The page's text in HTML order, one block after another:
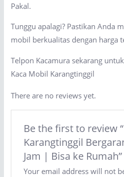
Pakal.
Tunggu apalagi? Pastikan Anda
mobil berkualitas dengan harga
Telpon Kacamura sekarang untuk
Kaca Mobil Karangtinggil
There are no reviews yet.
Be the first to review
Karangtinggil
Jam | Bisa ke Rumah”
Your email address will not